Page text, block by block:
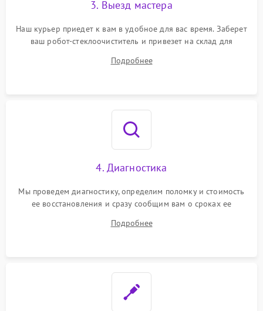
3. Выезд мастера
Наш курьер приедет к вам в удобное для вас время. Заберет
ваш робот-стеклоочиститель и привезет на склад для
Подробнее
4. Диагностика
Мы проведем диагностику, определим поломку и стоимость
ее восстановления и сразу сообщим вам о сроках ее
Подробнее